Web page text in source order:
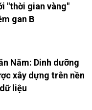
"thời gian vàng"
gan B
Năm: Dinh dưỡng
xây dựng trên nền
liệu